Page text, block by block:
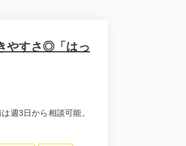
やすさ◎「はっ
週3日から相談可能。